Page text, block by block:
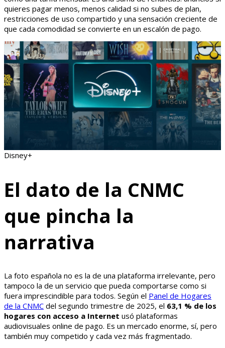
quieres pagar menos, menos calidad si no subes de plan,
restricciones de uso compartido y una sensación creciente de
que cada comodidad se convierte en un escalón de pago.
Disney+
El dato de la CNMC
que pincha la
narrativa
La foto española no es la de una plataforma irrelevante, pero
tampoco la de un servicio que pueda comportarse como si
fuera imprescindible para todos. Según el Panel de Hogares
de la CNMC del segundo trimestre de 2025, el 63,1 % de los
hogares con acceso a Internet usó plataformas
audiovisuales online de pago. Es un mercado enorme, sí, pero
también muy competido y cada vez más fragmentado.